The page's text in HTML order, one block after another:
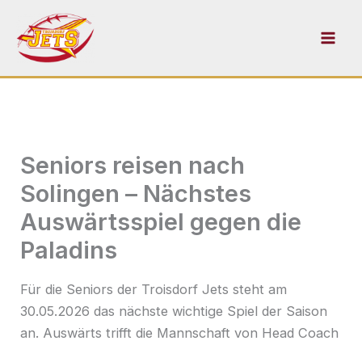
Inhalt
springen
Seniors reisen nach
Solingen – Nächstes
Auswärtsspiel gegen die
Paladins
Für die Seniors der Troisdorf Jets steht am
30.05.2026 das nächste wichtige Spiel der Saison
an. Auswärts trifft die Mannschaft von Head Coach